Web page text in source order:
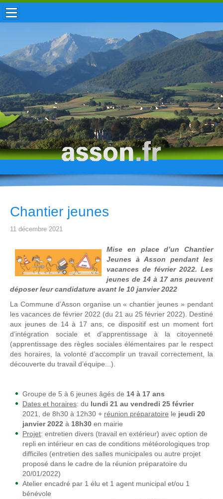
ACCUEIL / INFOS
MUNICIPALITÉ
VIE LOCALE
ENFANCE
TOURISME
HISTOIRE
Chantier jeunes
11 décembre 2021
Mise en place d’un Chantier
Jeunes à Asson pendant les
vacances de février 2022. Les
jeunes de 14 à 17 ans peuvent
déposer leur candidature avant le 10 janvier 2022
La Commune d’Asson organise un « chantier jeunes » pendant
les vacances de février 2022 (du 21 au 25 février 2022). Destiné
aux jeunes de 14 à 17 ans, ce dispositif est un moment fort
d’intégration sociale et d’apprentissage à la citoyenneté
(apprentissage des règles sociales élémentaires par le respect
des horaires, la volonté d’accomplir un travail correctement, la
découverte du travail d’équipe...).
Groupe de 5 à 6 jeunes âgés de 14 à 17 ans
Dates et horaires: du lundi 21 au vendredi 25 février
2021, de 8h30 à 12h30 + réunion préparatoire le jeudi 20
janvier 2022 à 18h30 en mairie
Projet: entretien divers (travail en extérieur) avec option de
repli en intérieur en cas de conditions météorologiques trop
difficiles (entretien des salles municipales ou autre projet
proposé dans le cadre de la réunion préparatoire du
20/01/2022)
Atelier encadré par 1 élu et 1 agent municipal et/ou 1
bénévole